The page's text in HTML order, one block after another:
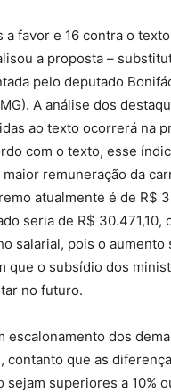
a favor e 16 contra o
a proposta –
pelo deputado
A análise dos
ao texto ocorrerá na
com o texto, esse
remuneração da
atualmente é de R$
seria de R$ 30.471,10,
salarial, pois o aumento
que o subsídio dos
no futuro.
escalonamento dos
contanto que as
sejam superiores a 10%